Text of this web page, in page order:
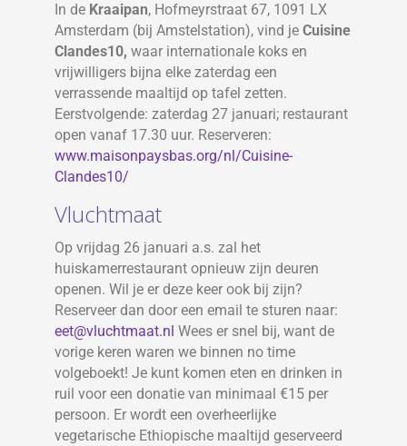
In de Kraaipan, Hofmeyrstraat 67, 1091 LX
Amsterdam (bij Amstelstation), vind je Cuisine
Clandes10, waar internationale koks en
vrijwilligers bijna elke zaterdag een
verrassende maaltijd op tafel zetten.
Eerstvolgende: zaterdag 27 januari; restaurant
open vanaf 17.30 uur. Reserveren:
www.maisonpaysbas.org/nl/Cuisine-
Clandes10/
Vluchtmaat
Op vrijdag 26 januari a.s. zal het
huiskamerrestaurant opnieuw zijn deuren
openen. Wil je er deze keer ook bij zijn?
Reserveer dan door een email te sturen naar:
eet@vluchtmaat.nl Wees er snel bij, want de
vorige keren waren we binnen no time
volgeboekt! Je kunt komen eten en drinken in
ruil voor een donatie van minimaal €15 per
persoon. Er wordt een overheerlijke
vegetarische Ethiopische maaltijd geserveerd